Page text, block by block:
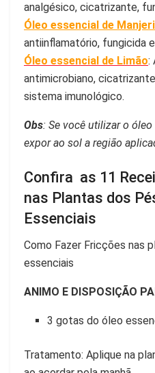
analgésico, cicatrizante,
Óleo essencial de
antiinflamatório, fungicida
Óleo essencial de Limão:
antimicrobiano,
sistema imunológico.
Obs: Se você utilizar o
expor ao sol a região
Confira as 11
nas Plantas dos
Essenciais
Como Fazer Fricções nas
essenciais
ANIMO E DISPOSIÇÃO
3 gotas do óleo
Tratamento: Aplique na